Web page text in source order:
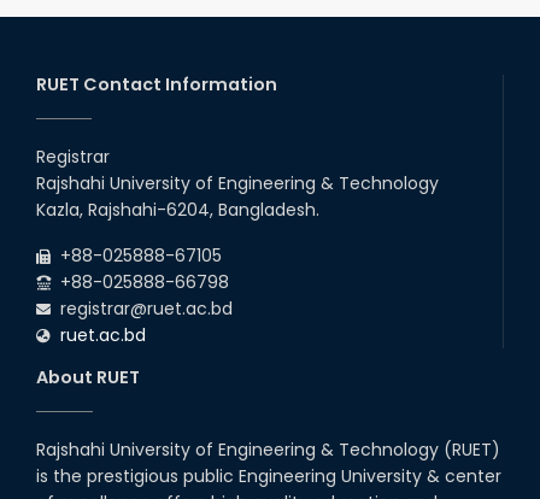
2026
due to the Mid-Semester Recess.
2026
the Mid-Semester Recess.
26th
2026
22 Jul
Examination Schedule for the 1st Year
Backlog Examinations (2024 Series) of the
RUET Contact Information
Registrar
Rajshahi University of Engineering & Technology
Kazla, Rajshahi-6204, Bangladesh.
+88-025888-67105
+88-025888-66798
registrar@ruet.ac.bd
ruet.ac.bd
About RUET
Rajshahi University of Engineering & Technology (RUET)
is the prestigious public Engineering University & center